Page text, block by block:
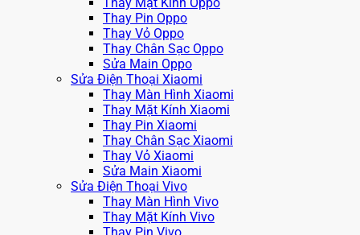
Thay Mặt Kính Oppo
Thay Pin Oppo
Thay Vỏ Oppo
Thay Chân Sạc Oppo
Sửa Main Oppo
Sửa Điện Thoại Xiaomi
Thay Màn Hình Xiaomi
Thay Mặt Kính Xiaomi
Thay Pin Xiaomi
Thay Chân Sạc Xiaomi
Thay Vỏ Xiaomi
Sửa Main Xiaomi
Sửa Điện Thoại Vivo
Thay Màn Hình Vivo
Thay Mặt Kính Vivo